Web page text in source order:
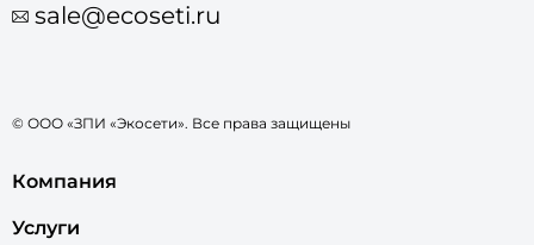
sale@ecoseti.ru
© ООО «ЗПИ «Экосети». Все права защищены
Компания
Услуги